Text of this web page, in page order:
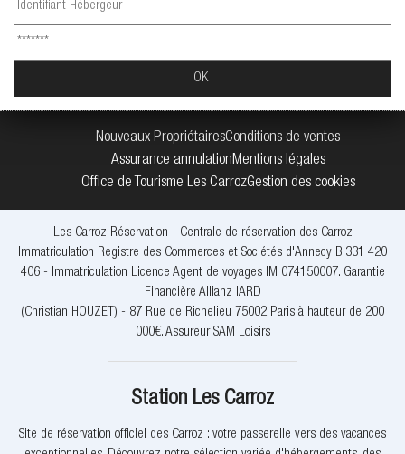
Nouveaux PropriétairesConditions de ventes
Assurance annulationMentions légales
Office de Tourisme Les CarrozGestion des cookies
Les Carroz Réservation - Centrale de réservation des Carroz
Immatriculation Registre des Commerces et Sociétés d'Annecy B 331 420
406 - Immatriculation Licence Agent de voyages IM 074150007. Garantie
Financière Allianz IARD
(Christian HOUZET) - 87 Rue de Richelieu 75002 Paris à hauteur de 200
000€. Assureur SAM Loisirs
Station Les Carroz
Site de réservation officiel des Carroz : votre passerelle vers des vacances